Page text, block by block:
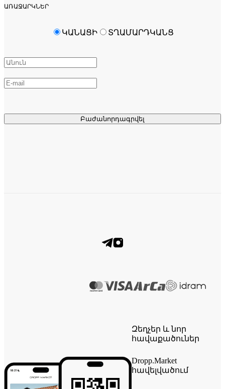
ՌԱՋԱՐԿՆԵՐ
Բաժանորդագրվել
ԿԱՆԱՑԻ ՏՂԱՄԱՐԴԿԱՆՑ
Զեղչեր և նոր
հավաքածուներ
Dropp.Market
հավելվածում